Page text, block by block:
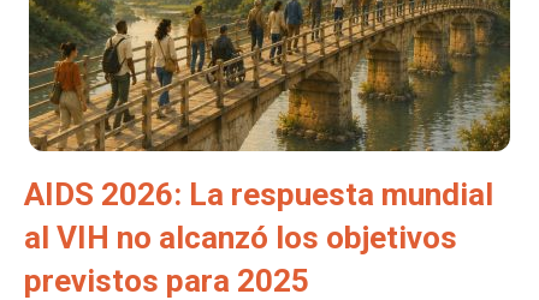
AIDS 2026: La respuesta mundial
al VIH no alcanzó los objetivos
previstos para 2025